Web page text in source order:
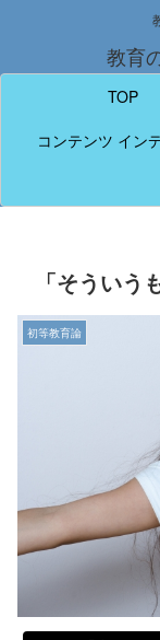
教育
TOP
コンテンツ イン
「そういう
初等教育論